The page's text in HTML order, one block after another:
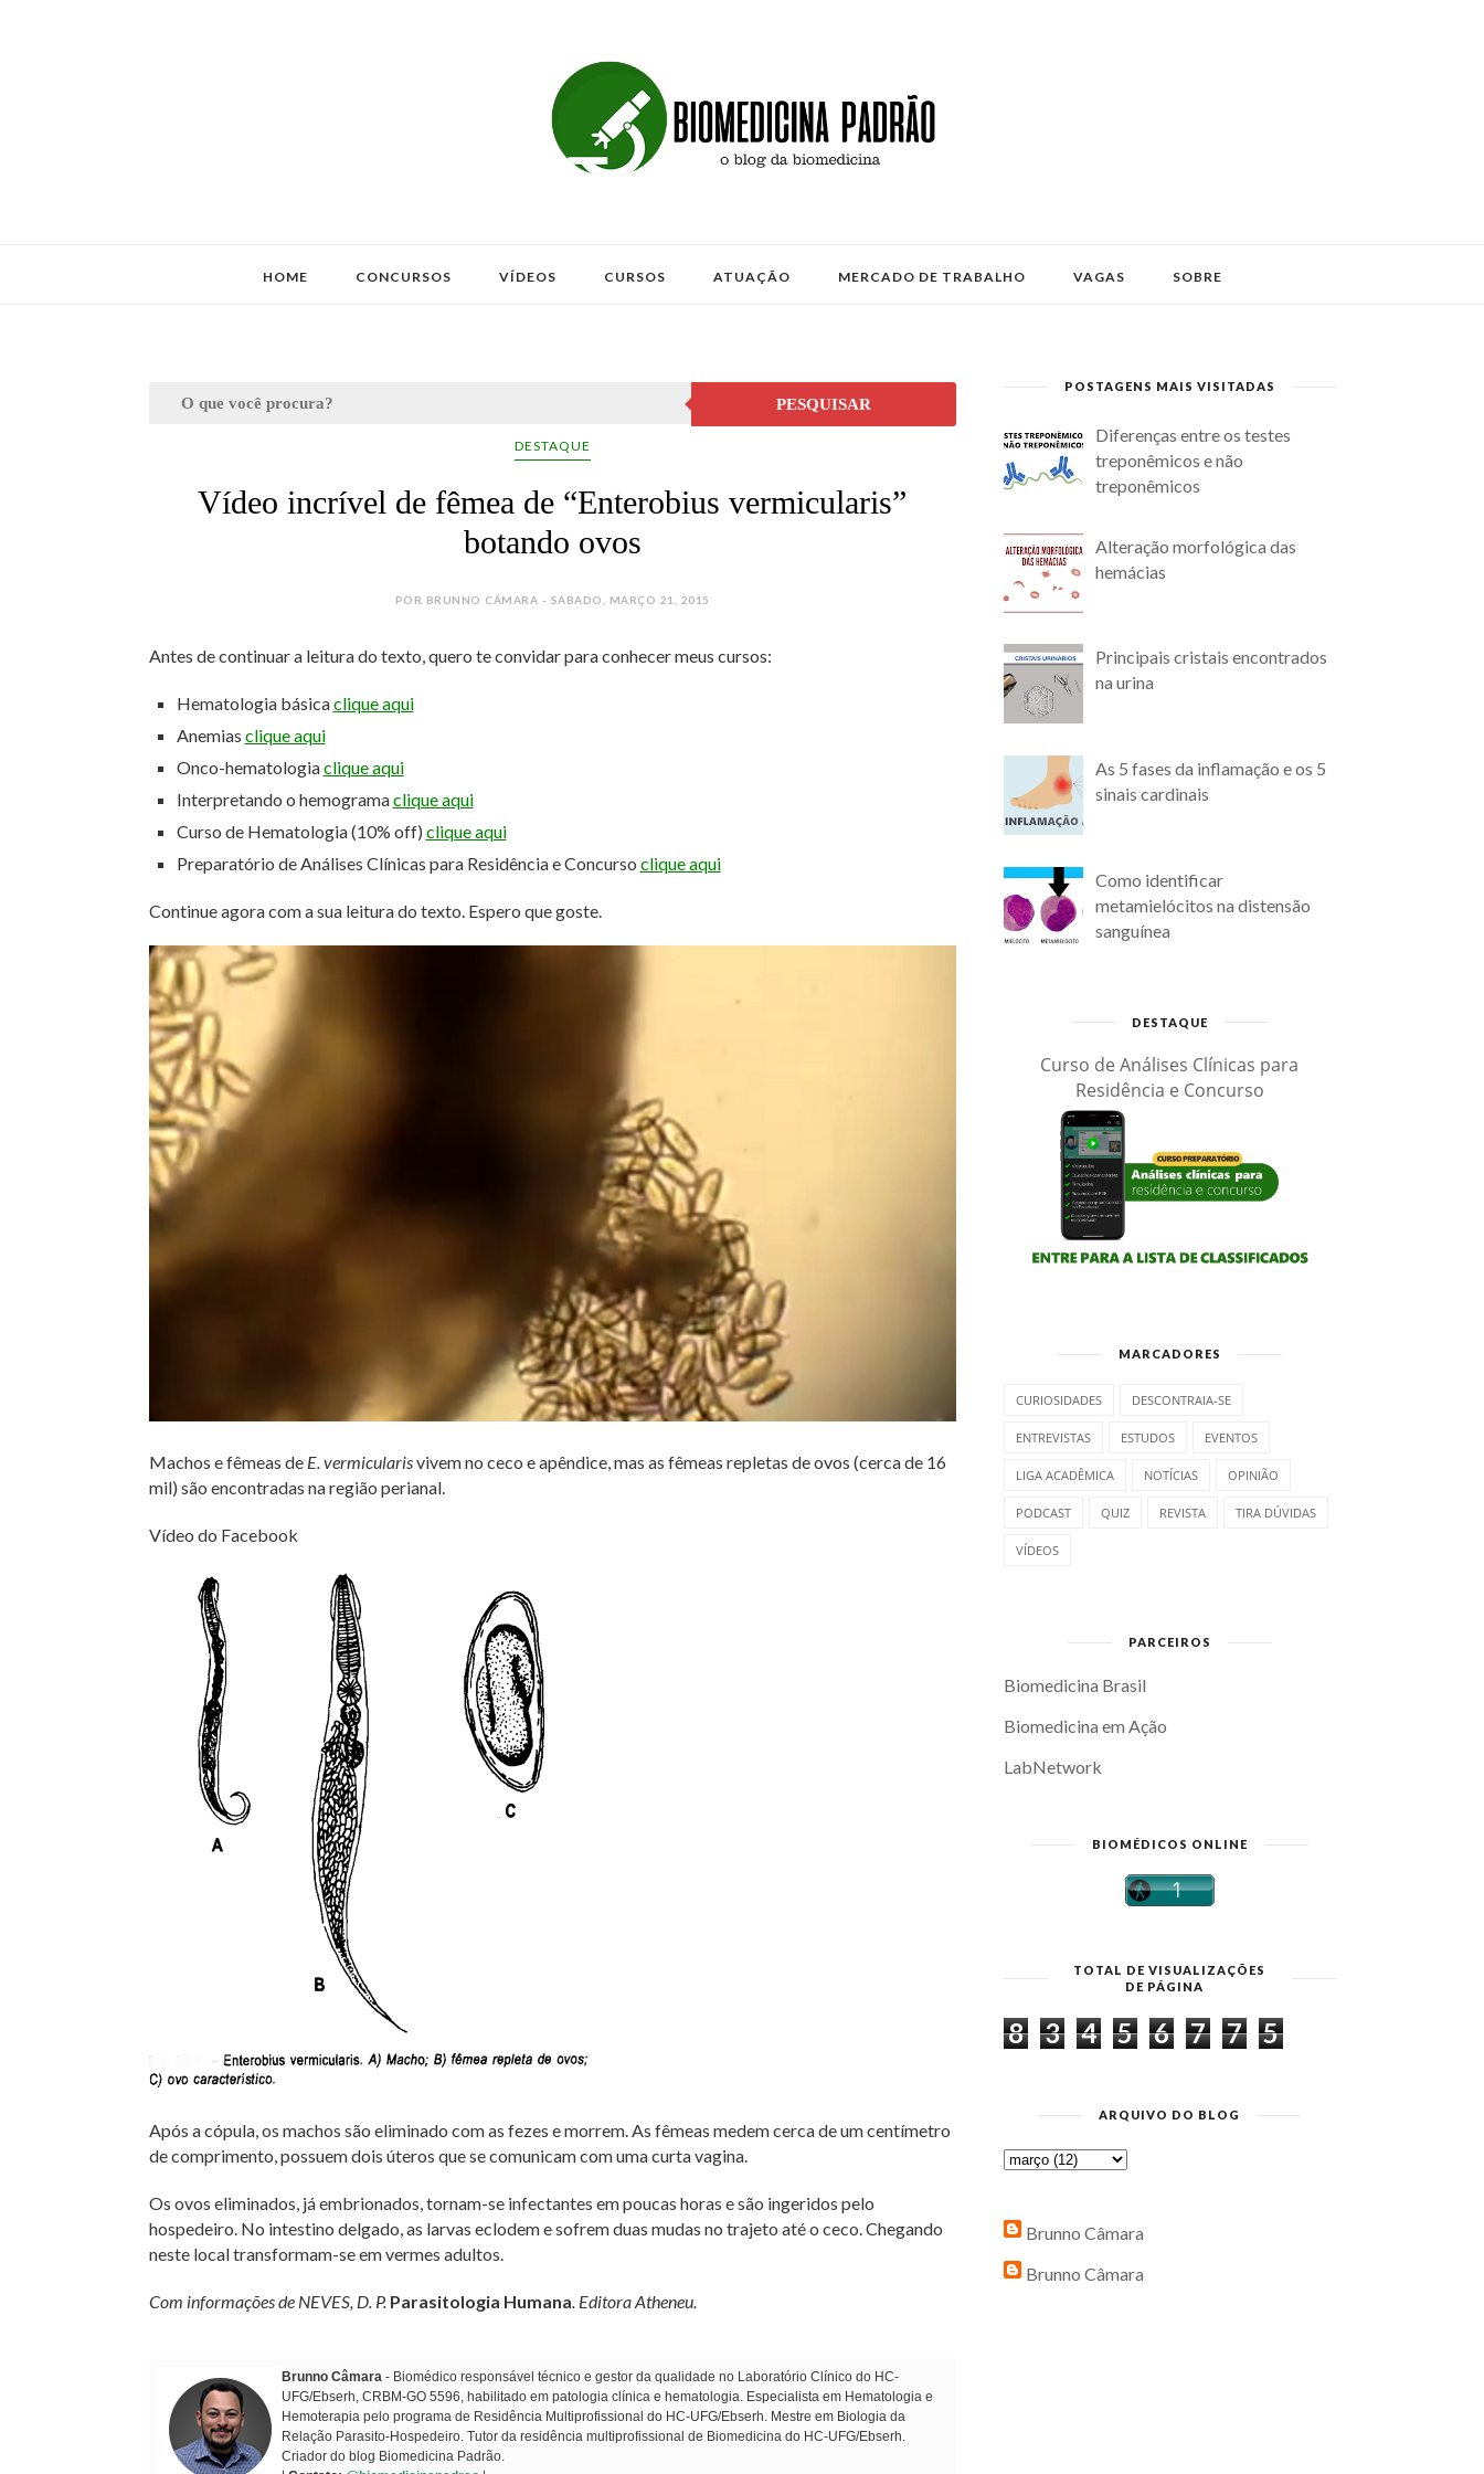
HOME CONCURSOS VÍDEOS CURSOS ATUAÇÃO MERCADO DE TRABALHO VAGAS SOBRE
PESQUISAR
DESTAQUE
Vídeo incrível de fêmea de “Enterobius vermicularis”
botando ovos
POR BRUNNO CÂMARA - SÁBADO, MARÇO 21, 2015
Antes de continuar a leitura do texto, quero te convidar para conhecer meus cursos:
Hematologia básicaclique aqui
Anemias clique aqui
Onco-hematologiaclique aqui
Interpretando o hemogramaclique aqui
Curso de Hematologia (10% off) clique aqui
Preparatório de Análises Clínicas para Residência e Concurso clique aqui
Continue agora com a sua leitura do texto. Espero que goste.
Machos e fêmeas de E. vermicularisvivem no ceco e apêndice, mas as fêmeas repletas de ovos (cerca de 16
mil) são encontradas na região perianal.
Vídeo do Facebook
Após a cópula, os machos são eliminado com as fezes e morrem. As fêmeas medem cerca de um centímetro
de comprimento, possuem dois úteros que se comunicam com uma curta vagina.
Os ovos eliminados, já embrionados, tornam-se infectantes em poucas horas e são ingeridos pelo
hospedeiro. No intestino delgado, as larvas eclodem e sofrem duas mudas no trajeto até o ceco. Chegando
neste local transformam-se em vermes adultos.
Com informações de NEVES, D. P. Parasitologia Humana . Editora Atheneu.
Brunno Câmara - Biomédico responsável técnico e gestor da qualidade no Laboratório Clínico do HC-
UFG/Ebserh, CRBM-GO 5596, habilitado em patologia clínica e hematologia. Especialista em Hematologia e
Hemoterapia pelo programa de Residência Multiprofissional do HC-UFG/Ebserh. Mestre em Biologia da
Relação Parasito-Hospedeiro. Tutor da residência multiprofissional de Biomedicina do HC-UFG/Ebserh.
Criador do blog Biomedicina Padrão.
POSTAGENS MAIS VISITADAS
Diferenças entre os testes
treponêmicos e não
treponêmicos
Alteração morfológica das
hemácias
Principais cristais encontrados
na urina
As 5 fases da inflamação e os 5
sinais cardinais
Como identificar
metamielócitos na distensão
sanguínea
DESTAQUE
Curso de Análises Clínicas para
Residência e Concurso
MARCADORES
CURIOSIDADES DESCONTRAIA-SE
ENTREVISTAS ESTUDOS EVENTOS
LIGA ACADÊMICA NOTÍCIAS OPINIÃO
PODCAST QUIZ REVISTA TIRA DÚVIDAS
VÍDEOS
PARCEIROS
Biomedicina Brasil
Biomedicina em Ação
LabNetwork
BIOMÉDICOS ONLINE
TOTAL DE VISUALIZAÇÕES
DE PÁGINA
8 3 4 5 6 7 7 5
ARQUIVO DO BLOG
Brunno Câmara
Brunno Câmara